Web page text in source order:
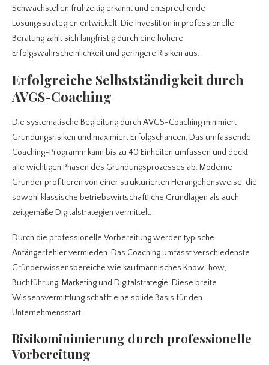
Schwachstellen frühzeitig erkannt und entsprechende
Lösungsstrategien entwickelt. Die Investition in professionelle
Beratung zahlt sich langfristig durch eine höhere
Erfolgswahrscheinlichkeit und geringere Risiken aus.
Erfolgreiche Selbstständigkeit durch
AVGS-Coaching
Die systematische Begleitung durch AVGS-Coaching minimiert
Gründungsrisiken und maximiert Erfolgschancen. Das umfassende
Coaching-Programm kann bis zu 40 Einheiten umfassen und deckt
alle wichtigen Phasen des Gründungsprozesses ab. Moderne
Gründer profitieren von einer strukturierten Herangehensweise, die
sowohl klassische betriebswirtschaftliche Grundlagen als auch
zeitgemäße Digitalstrategien vermittelt.
Durch die professionelle Vorbereitung werden typische
Anfängerfehler vermieden. Das Coaching umfasst verschiedenste
Gründerwissensbereiche wie kaufmännisches Know-how,
Buchführung, Marketing und Digitalstrategie. Diese breite
Wissensvermittlung schafft eine solide Basis für den
Unternehmensstart.
Risikominimierung durch professionelle
Vorbereitung